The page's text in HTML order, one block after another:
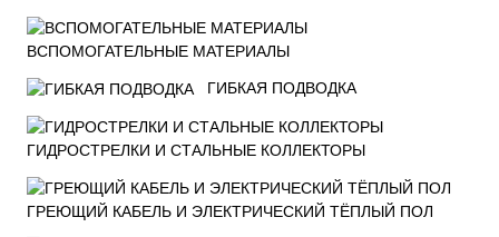
ВСПОМОГАТЕЛЬНЫЕ МАТЕРИАЛЫ
ГИБКАЯ ПОДВОДКА
ГИДРОСТРЕЛКИ И СТАЛЬНЫЕ КОЛЛЕКТОРЫ
ГРЕЮЩИЙ КАБЕЛЬ И ЭЛЕКТРИЧЕСКИЙ ТЁПЛЫЙ ПОЛ